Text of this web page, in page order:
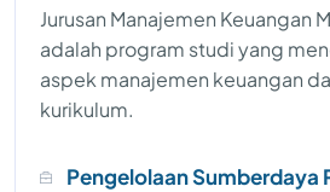
Jurusan Manajemen Keuangan
adalah program studi yang
aspek manajemen keuangan
kurikulum.
Pengelolaan Sumberdaya